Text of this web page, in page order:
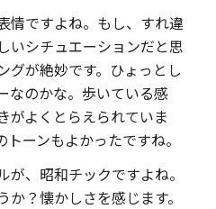
情ですよね。もし、すれ違
いシチュエーションだと思
グが絶妙です。ひょっとし
なのかな。歩いている感
がよくとらえられていま
ーンもよかったですね。
、昭和チックですよね。
？懐かしさを感じます。